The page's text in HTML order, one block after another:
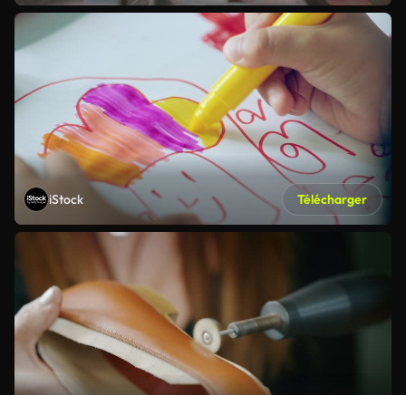
iStock Télécharger